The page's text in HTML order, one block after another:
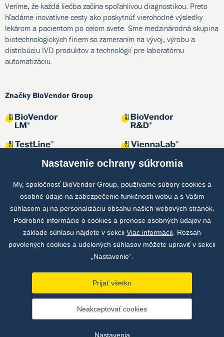
Veríme, že každá liečba začína spoľahlivou diagnostikou. Preto
hľadáme inovatívne cesty ako poskytnúť vierohodné výsledky
lekárom a pacientom po celom svete. Sme medzinárodná skupina
biotechnologických firiem so zameraním na vývoj, výrobu a
distribúciu IVD produktov a technológií pre laboratórnu
automatizáciu.
Značky BioVendor Group
Spoločné projekty
Copyright © by BioVendor Group 2026
Nastavenie ochrany súkromia
My, spoločnosť BioVendor Group, používame súbory cookies a
osobné údaje na zabezpečenie funkčnosti webu a s Vašim
súhlasom aj na personalizáciu obsahu našich webových stránok.
Podrobné informácie o cookies a prenose osobných údajov na
základe súhlasu nájdete v sekcii Viac informácií . Rozsah
povolených cookies a udelených súhlasov môžete upraviť v sekcii
„Nastavenie“.
Prijať všetko
Neakceptovať cookies
Nastavenia